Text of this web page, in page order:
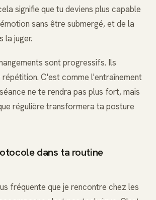
signifie que tu deviens plus capable
sans être submergé, et de la
la juger.
sont progressifs. Ils
répétition. C'est comme l'entraînement
ne te rendra pas plus fort, mais
régulière transformera ta posture
dans ta routine
fréquente que je rencontre chez les